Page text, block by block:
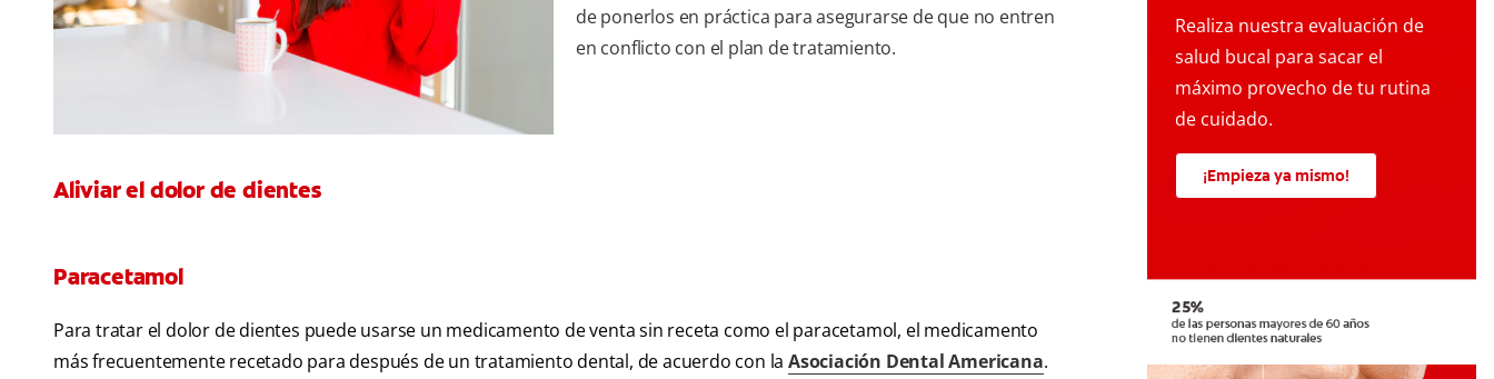
de ponerlos en práctica para asegurarse de que no entren
en conflicto con el plan de tratamiento.
Aliviar el dolor de dientes
Paracetamol
Para tratar el dolor de dientes puede usarse un medicamento de venta sin receta como el paracetamol, el medicamento
más frecuentemente recetado para después de un tratamiento dental, de acuerdo con la Asociación Dental Americana.
Realiza nuestra evaluación de
salud bucal para sacar el
máximo provecho de tu rutina
de cuidado.
¡Empieza ya mismo!